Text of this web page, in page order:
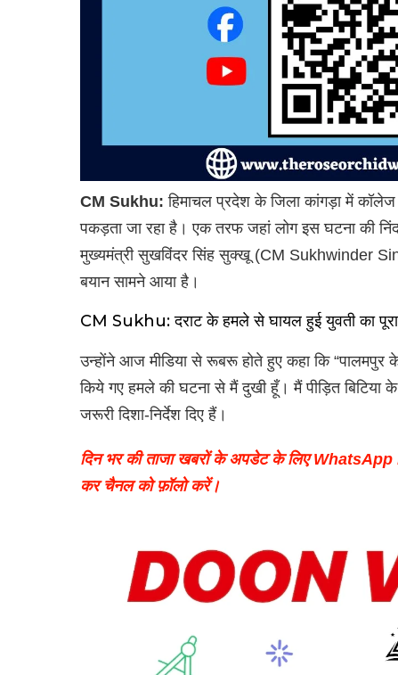
CM Sukhu:हिमाचल प्रदेश के जिला कांगड़ा में कॉलेज
पकड़ता जा रहा है। एक तरफ जहां लोग इस घटना की
मुख्यमंत्री सुखविंदर सिंह सुक्खू (CM Sukhwinder
बयान सामने आया है।
CM Sukhu: दराट के हमले से घायल हुई युवती का पूरा
उन्होंने आज मीडिया से रूबरू होते हुए कहा कि
किये गए हमले की घटना से मैं दुखी हूँ। मैं पीड़ित बिटिया
जरूरी दिशा-निर्देश दिए हैं।
दिन भर की ताजा खबरों के अपडेट के लिए
कर चैनल को फ़ॉलो करें।